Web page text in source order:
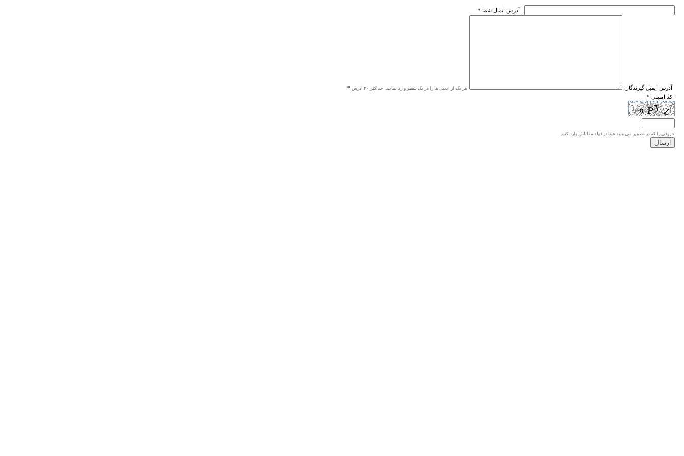
* آدرس ايميل شما
* آدرس ايميل گيرندگان هر یک از ایمیل ها را در یک سطر وارد نمایید، حداکثر ۲۰ آدرس
* کد امنیتی
حروفي را كه در تصوير مي‌بينيد عينا در فيلد مقابلش وارد كنيد